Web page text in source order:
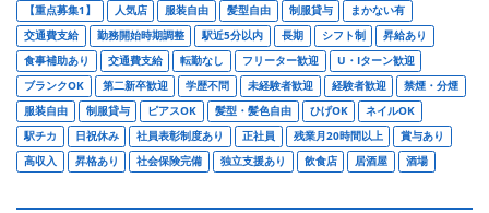
【重点募集1】 人気店 服装自由 髪型自由 制服貸与
まかない有
交通費支給
勤務開始時期調整 駅近5分以内 長期 シフト制
昇給あり
食事補助あり
交通費支給 転勤なし フリーター歓迎
U・Iターン歓迎
ブランクOK
第二新卒歓迎 学歴不問 未経験者歓迎 経験者歓迎
禁煙・分煙
服装自由
制服貸与 ピアスOK 髪型・髪色自由 ひげOK
ネイルOK
駅チカ
日祝休み 社員表彰制度あり 正社員 残業月20時間以上
賞与あり
高収入
昇格あり 社会保険完備 独立支援あり 飲食店 居酒屋 酒場